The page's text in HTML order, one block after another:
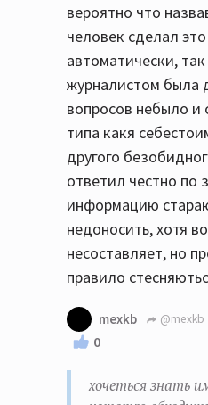
вероятно что
человек сделал
автоматически,
журналистом была
вопросов небыло и
типа какя
другого
ответил честно по
информацию
недоносить, хотя
несоставляет, но
правило
mexkb @mexkb
0
хочеться знать